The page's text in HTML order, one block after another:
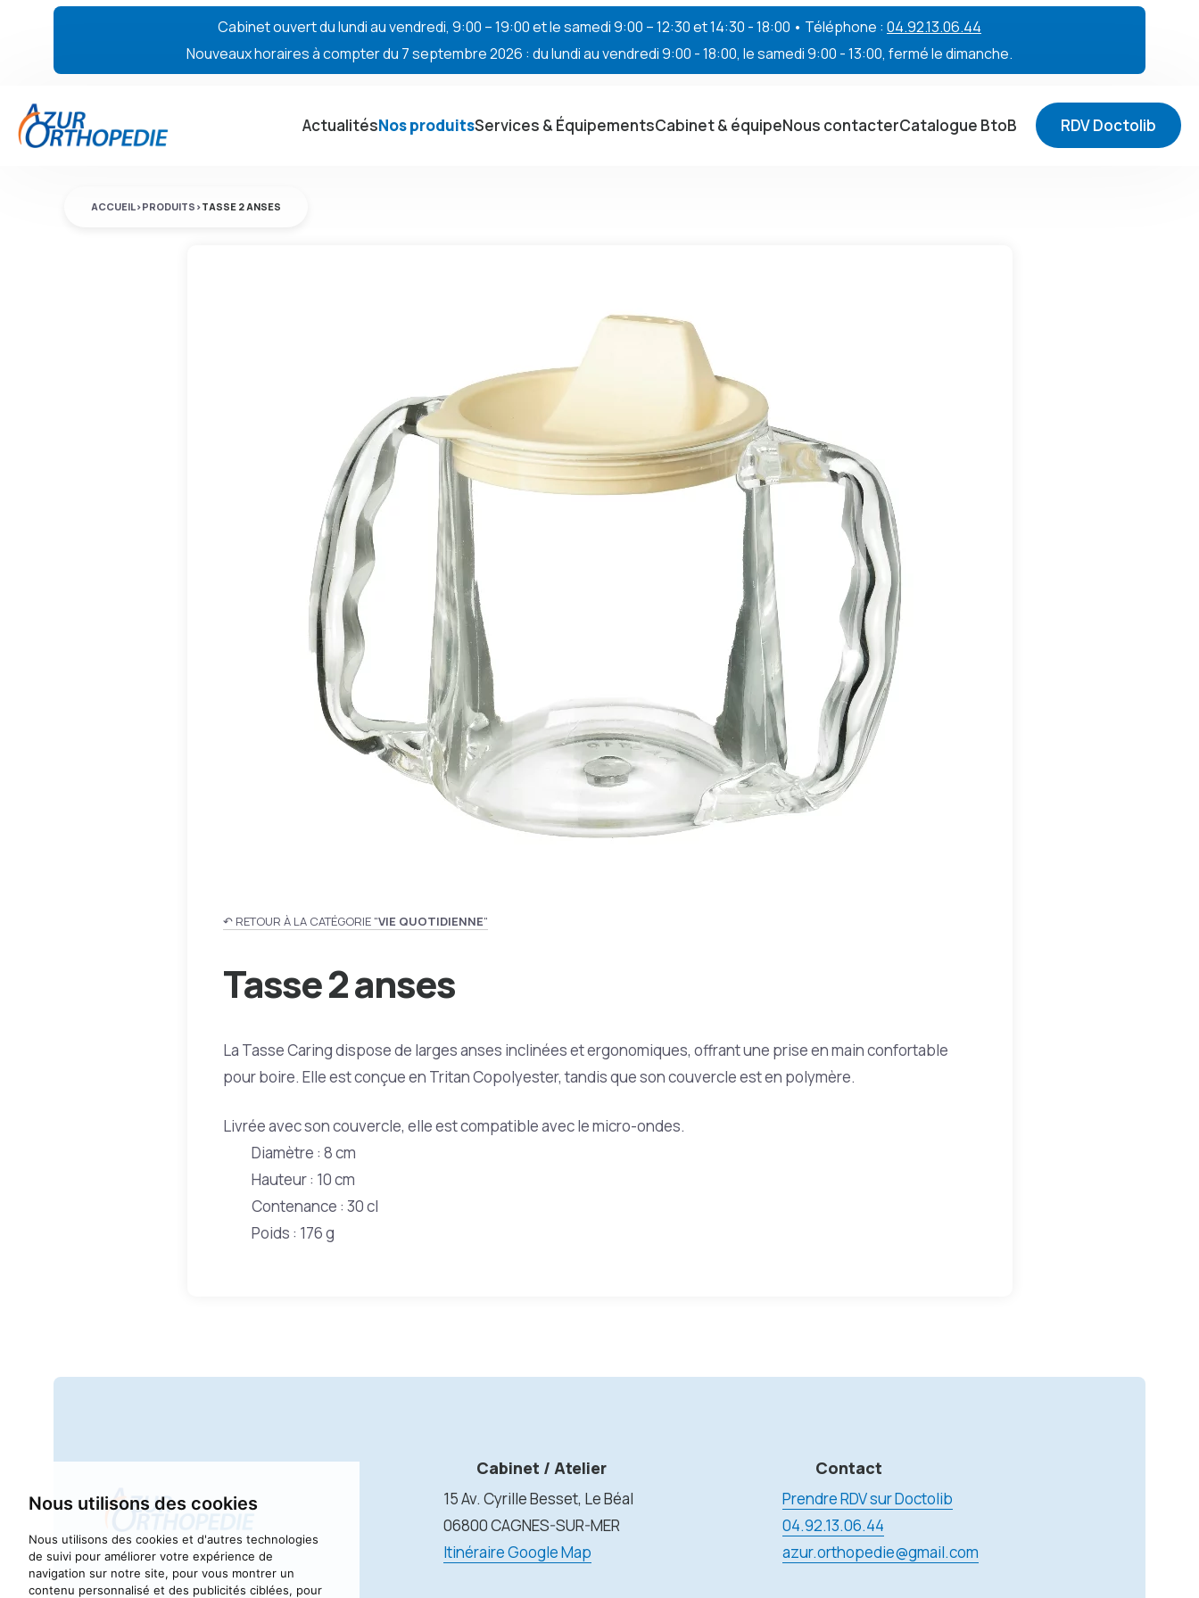
Nous utilisons des cookies
Nous utilisons des cookies et d'autres technologies
de suivi pour améliorer votre expérience de
navigation sur notre site, pour vous montrer un
contenu personnalisé et des publicités ciblées, pour
Cabinet ouvert du lundi au vendredi, 9:00 – 19:00 et le samedi 9:00 – 12:30 et 14:30 - 18:00 • Téléphone : 04.92.13.06.44
Nouveaux horaires à compter du 7 septembre 2026 : du lundi au vendredi 9:00 - 18:00, le samedi 9:00 - 13:00, fermé le dimanche.
ActualitésNos produitsServices & ÉquipementsCabinet & équipeNous contacterCatalogue BtoB RDV Doctolib
ACCUEIL>PRODUITS >TASSE 2 ANSES
↶ RETOUR À LA CATÉGORIE "VIE QUOTIDIENNE"
Tasse 2 anses
La Tasse Caring dispose de larges anses inclinées et ergonomiques, offrant une prise en main confortable
pour boire. Elle est conçue en Tritan Copolyester, tandis que son couvercle est en polymère.
Livrée avec son couvercle, elle est compatible avec le micro-ondes.
Diamètre : 8 cm
Hauteur : 10 cm
Contenance : 30 cl
Poids : 176 g
Cabinet / Atelier
15 Av. Cyrille Besset, Le Béal
06800 CAGNES-SUR-MER
Itinéraire Google Map
Contact
Prendre RDV sur Doctolib
04.92.13.06.44
azur.orthopedie@gmail.com